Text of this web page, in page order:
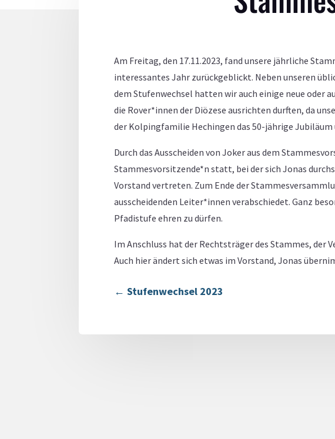
Am Freitag, den 17.11.2023, fand unsere jährliche
interessantes Jahr zurückgeblickt. Neben unseren
dem Stufenwechsel hatten wir auch einige neue oder
die Rover*innen der Diözese ausrichten durften, da
der Kolpingfamilie Hechingen das 50-jährige
Durch das Ausscheiden von Joker aus dem
Stammesvorsitzende*n statt, bei der sich Jonas
Vorstand vertreten. Zum Ende der
ausscheidenden Leiter*innen verabschiedet. Ganz
Pfadistufe ehren zu dürfen.
Im Anschluss hat der Rechtsträger des Stammes, der
Auch hier ändert sich etwas im Vorstand, Jonas
←Stufenwechsel 2023